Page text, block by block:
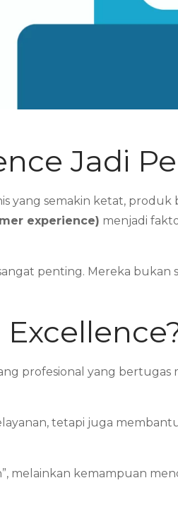
Jadi
yang semakin ketat,
experience) menjadi
penting. Mereka
profesional yang
tetapi juga
melainkan kemampuan